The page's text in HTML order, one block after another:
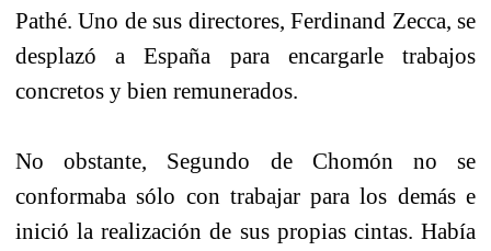
Pathé. Uno de sus directores, Ferdinand Zecca, se
desplazó a España para encargarle trabajos
concretos y bien remunerados.
No obstante, Segundo de Chomón no se
conformaba sólo con trabajar para los demás e
inició la realización de sus propias cintas. Había